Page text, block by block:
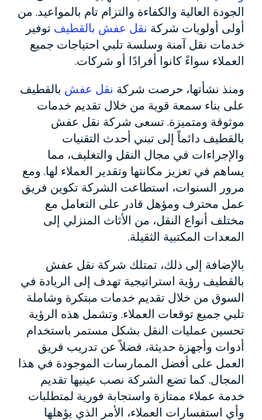
الجودة العالية والكفاءة والتزام تام بالمواعيد. من
أولى أولويات شركة نقل عفش بالقطيف توفير
خدمات نقل آمنة وسلسة تلبي احتياجات جميع
العملاء سواءً كانوا أفرادًا أو شركات.
ومنذ نشأتها، حرصت شركة نقل عفش بالقطيف
على بناء سمعة قوية من خلال تقديم خدمات
موثوقة ومتميزة. تسعى شركة نقل عفش
بالقطيف دائماً إلى تبني أحدث التقنيات
والإجراءات في مجال النقل والتغليف، مما
يساهم في تعزيز مكانتها وتقدير العملاء لها. ومع
مرور السنوات، استطاعت الشركة تكوين فريق
عمل محترف ومؤهل قادر على التعامل مع
مختلف أنواع النقل، من الأثاث المنزلي إلى
المعدات المكتبية الثقيلة.
بالإضافة إلى ذلك، تمتلك شركة نقل عفش
بالقطيف رؤية استراتيجية تهدف إلى الريادة في
السوق من خلال تقديم خدمات مبتكرة وشاملة
تلبي جميع توقعات العملاء. وتشمل هذه الرؤية
تحسين عمليات النقل بشكل مستمر باستخدام
أدوات وأجهزة حديثة، فضلاً عن تدريب فريق
العمل على أفضل الممارسات الموجودة في هذا
المجال. كما تضع الشركة نصب عينيها تقديم
خدمة عملاء ممتازة واستجابة فورية لمتطلبات
وأي استفسارات العملاء، الأمر الذي يؤهلها